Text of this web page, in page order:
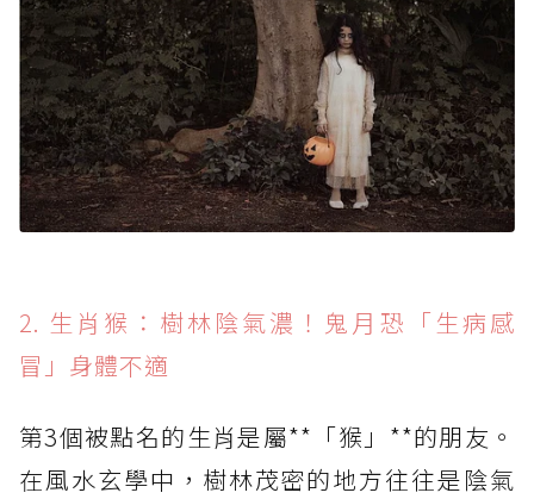
2. 生肖猴：樹林陰氣濃！鬼月恐「生病感
冒」身體不適
第3個被點名的生肖是屬**「猴」**的朋友。
在風水玄學中，樹林茂密的地方往往是陰氣